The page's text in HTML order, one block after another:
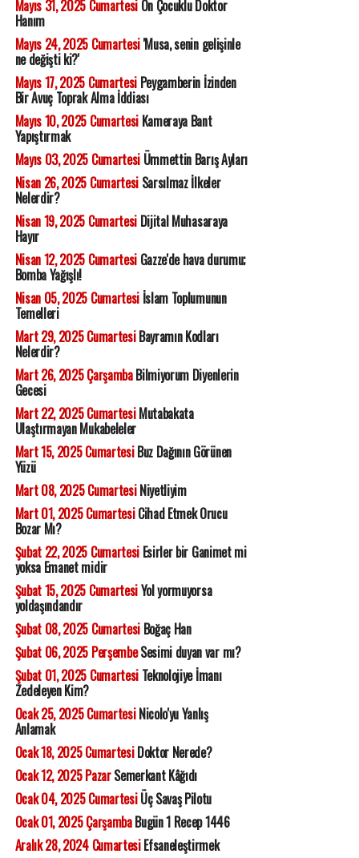
Mayıs 31, 2025 CumartesiOn Çocuklu Doktor
Hanım
Mayıs 24, 2025 Cumartesi'Musa, senin gelişinle
ne değişti ki?'
Mayıs 17, 2025 CumartesiPeygamberin İzinden
Bir Avuç Toprak Alma İddiası
Mayıs 10, 2025 CumartesiKameraya Bant
Yapıştırmak
Mayıs 03, 2025 CumartesiÜmmettin Barış Ayları
Nisan 26, 2025 CumartesiSarsılmaz İlkeler
Nelerdir?
Nisan 19, 2025 CumartesiDijital Muhasaraya
Hayır
Nisan 12, 2025 CumartesiGazze'de hava durumu;
Bomba Yağışlı!
Nisan 05, 2025 Cumartesiİslam Toplumunun
Temelleri
Mart 29, 2025 CumartesiBayramın Kodları
Nelerdir?
Mart 26, 2025 ÇarşambaBilmiyorum Diyenlerin
Gecesi
Mart 22, 2025 CumartesiMutabakata
Ulaştırmayan Mukabeleler
Mart 15, 2025 CumartesiBuz Dağının Görünen
Yüzü
Mart 08, 2025 CumartesiNiyetliyim
Mart 01, 2025 CumartesiCihad Etmek Orucu
Bozar Mı?
Şubat 22, 2025 CumartesiEsirler bir Ganimet mi
yoksa Emanet midir
Şubat 15, 2025 CumartesiYol yormuyorsa
yoldaşındandır
Şubat 08, 2025 CumartesiBoğaç Han
Şubat 06, 2025 PerşembeSesimi duyan var mı?
Şubat 01, 2025 CumartesiTeknolojiye İmanı
Zedeleyen Kim?
Ocak 25, 2025 CumartesiNicolo'yu Yanlış
Anlamak
Ocak 18, 2025 CumartesiDoktor Nerede?
Ocak 12, 2025 PazarSemerkant Kâğıdı
Ocak 04, 2025 CumartesiÜç Savaş Pilotu
Ocak 01, 2025 ÇarşambaBugün 1 Recep 1446
Aralık 28, 2024 CumartesiEfsaneleştirmek